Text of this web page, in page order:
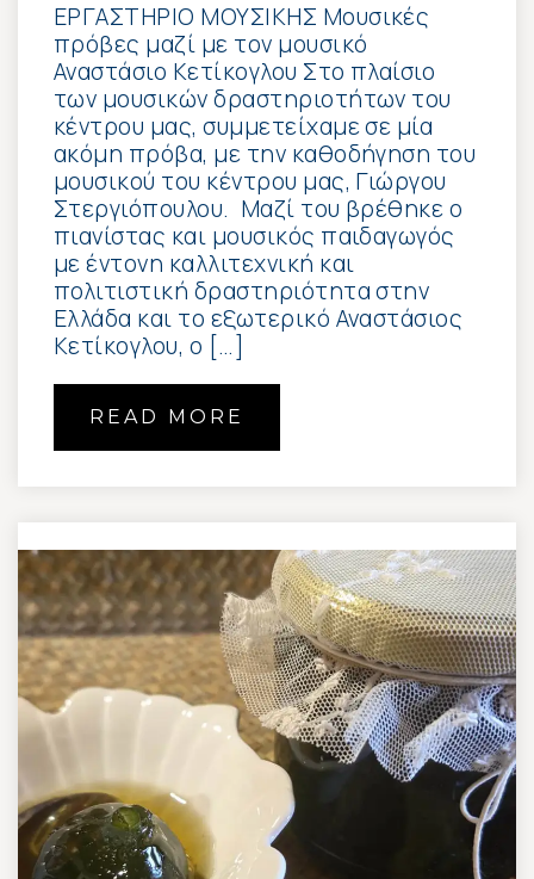
ΕΡΓΑΣΤΗΡΙΟ ΜΟΥΣΙΚΗΣ Μουσικές
πρόβες μαζί με τον μουσικό
Αναστάσιο Κετίκογλου Στο πλαίσιο
των μουσικών δραστηριοτήτων του
κέντρου μας, συμμετείχαμε σε μία
ακόμη πρόβα, με την καθοδήγηση του
μουσικού του κέντρου μας, Γιώργου
Στεργιόπουλου. Μαζί του βρέθηκε ο
πιανίστας και μουσικός παιδαγωγός
με έντονη καλλιτεχνική και
πολιτιστική δραστηριότητα στην
Ελλάδα και το εξωτερικό Αναστάσιος
Κετίκογλου, ο […]
READ MORE